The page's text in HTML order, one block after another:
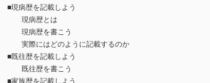
■現病歴を記載しよう
現病歴とは
現病歴を書こう
実際にはどのように記載するのか
■既往歴を記載しよう
既往歴を書こう
■家族歴を記載しよう